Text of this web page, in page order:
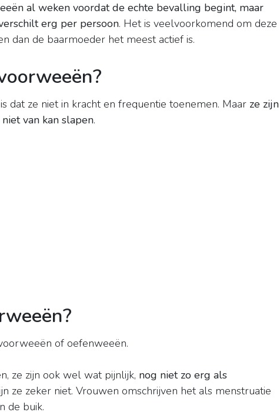
al weken voordat de echte bevalling begint, maar
erg per persoon. Het is veelvoorkomend om deze
dan de baarmoeder het meest actief is.
dat ze niet in kracht en frequentie toenemen. Maar ze zijn
van kan slapen.
of oefenweeën.
ze zijn ook wel wat pijnlijk, nog niet zo erg als
ze zeker niet. Vrouwen omschrijven het als menstruatie
de buik.